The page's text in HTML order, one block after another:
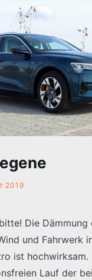
2019
Die Dämmung
und Fahrwerk
ist hochwirksam.
Lauf der